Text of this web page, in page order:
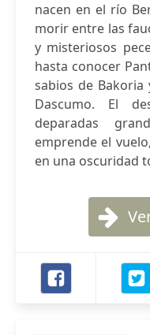
nacen en el río
morir entre las
y misteriosos
hasta conocer
sabios de
Dascumo. El
deparadas
emprende el
en una oscuridad